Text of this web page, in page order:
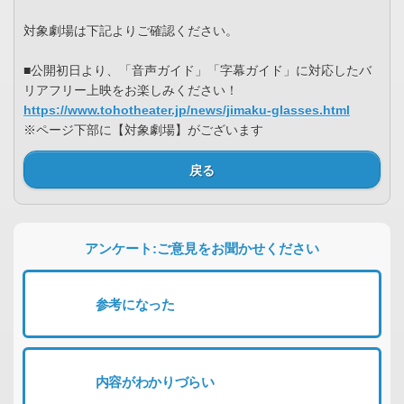
対象劇場は下記よりご確認ください。
■公開初日より、「音声ガイド」「字幕ガイド」に対応したバ
リアフリー上映をお楽しみください！
https://www.tohotheater.jp/news/jimaku-glasses.html
※ページ下部に【対象劇場】がございます
戻る
アンケート:ご意見をお聞かせください
参考になった
内容がわかりづらい